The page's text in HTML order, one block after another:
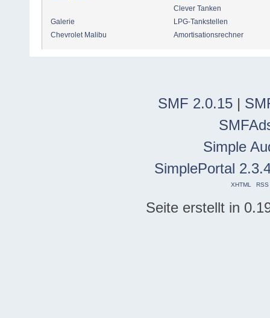
Clever Tanken
Galerie
LPG-Tankstellen
Chevrolet Malibu
Amortisationsrechner
SMF 2.0.15 |
Simple
SimplePortal
XHTML RSS
Seite erstellt in